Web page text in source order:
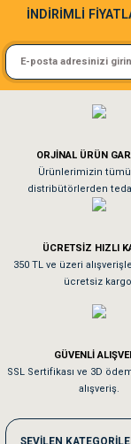
Kedim taze mamaya
El**** Ek******
Köpeğim bayıldı
As**** Tu******
Tavşanım kafesinin
Sa**** On******
Kedilerim beğeniyorlar.
Me***** Ya******
İNDİRİMLİ
ORJİNAL ÜRÜN
Ürünlerimizin
distribütörlerden
ÜCRETSİZ HIZLI
350 TL ve üzeri
ücretsiz kargo.
GÜVENLİ
SSL Sertifikası ve 3D
alışveriş.
SEVİLEN